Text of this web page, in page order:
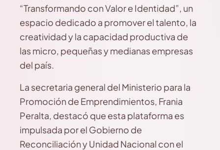
“Transformando con Valor e Identidad”, un
espacio dedicado a promover el talento, la
creatividad y la capacidad productiva de
las micro, pequeñas y medianas empresas
del país.
La secretaria general del Ministerio para la
Promoción de Emprendimientos, Frania
Peralta, destacó que esta plataforma es
impulsada por el Gobierno de
Reconciliación y Unidad Nacional con el